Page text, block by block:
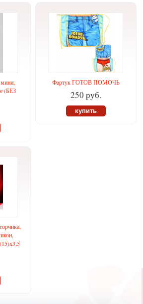
(БЕЗ
Фартук ГОТОВ ПОМОЧЬ
250 руб.
купить